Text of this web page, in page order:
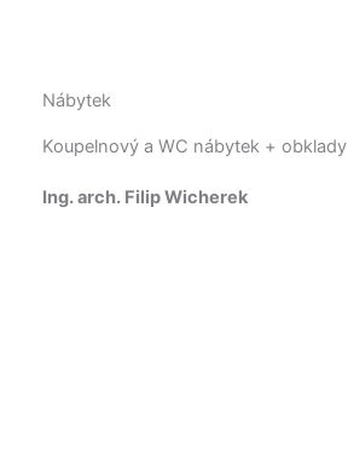
Nábytek
Koupelnový a WC nábytek + obklady
Ing. arch. Filip Wicherek